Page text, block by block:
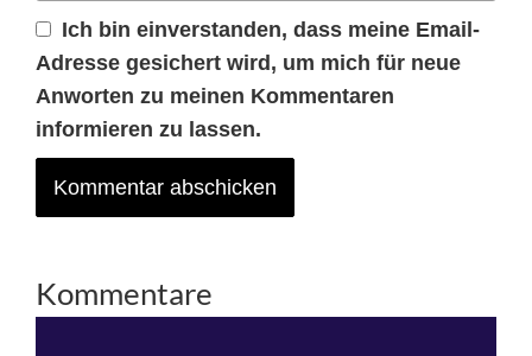
Ich bin einverstanden, dass meine Email-
Adresse gesichert wird, um mich für neue
Anworten zu meinen Kommentaren
informieren zu lassen.
Kommentare